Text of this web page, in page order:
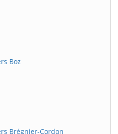
Boz
Brégnier-Cordon